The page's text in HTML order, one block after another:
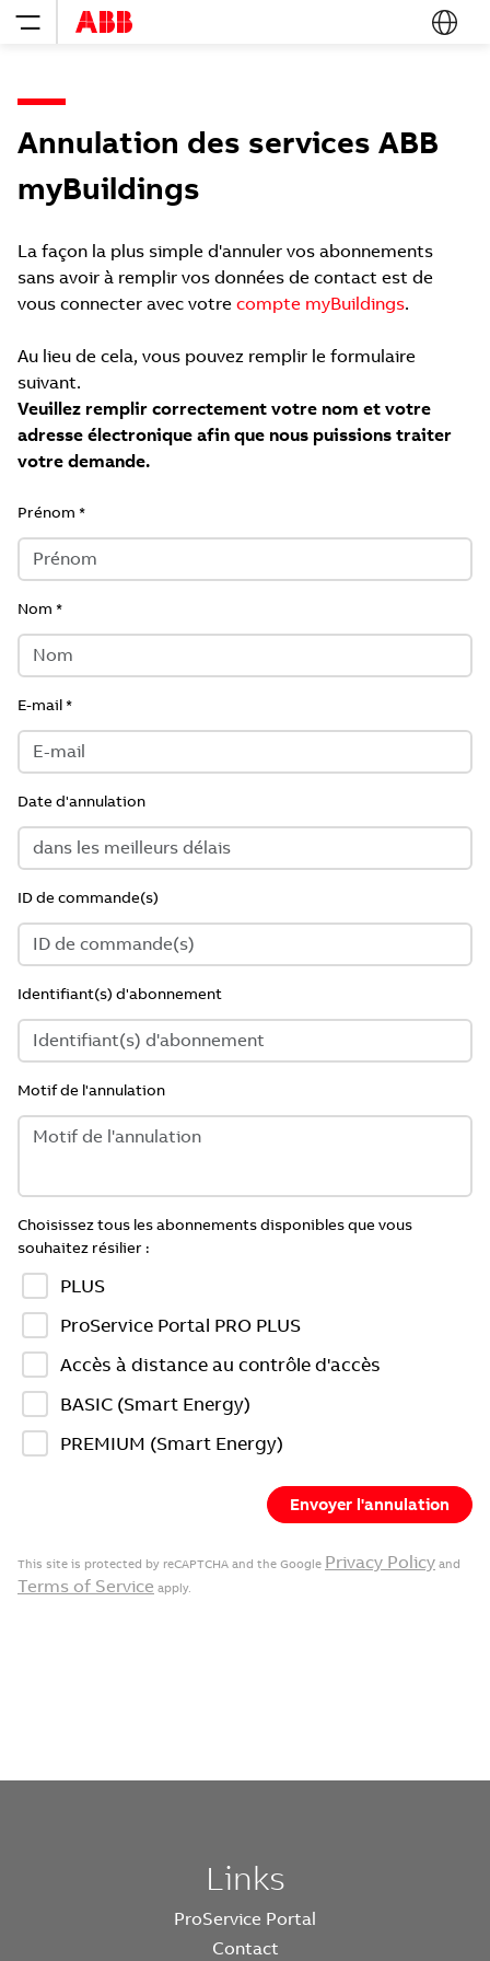
Annulation des services ABB
myBuildings
La façon la plus simple d'annuler vos abonnements
sans avoir à remplir vos données de contact est de
vous connecter avec votrecompte myBuildings.
Au lieu de cela, vous pouvez remplir le formulaire
suivant.
Veuillez remplir correctement votre nom et votre
adresse électronique afin que nous puissions traiter
votre demande.
Prénom
Nom
E-mail
Date d'annulation
ID de commande(s)
Identifiant(s) d'abonnement
Motif de l'annulation
Choisissez tous les abonnements disponibles que vous
souhaitez résilier :
PLUS
ProService Portal PRO PLUS
Accès à distance au contrôle d'accès
BASIC (Smart Energy)
PREMIUM (Smart Energy)
Envoyer l'annulation
This site is protected by reCAPTCHA and the Google Privacy Policy and
Terms of Service apply.
Links
ProService Portal
Contact